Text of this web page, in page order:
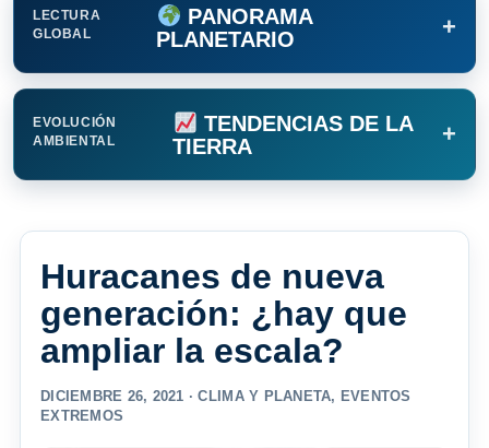
LECTURA
GLOBAL
PANORAMA
PLANETARIO
+
EVOLUCIÓN
AMBIENTAL
TENDENCIAS DE LA
TIERRA
+
Huracanes de nueva
generación: ¿hay que
ampliar la escala?
DICIEMBRE 26, 2021 ·CLIMA Y PLANETA, EVENTOS
EXTREMOS